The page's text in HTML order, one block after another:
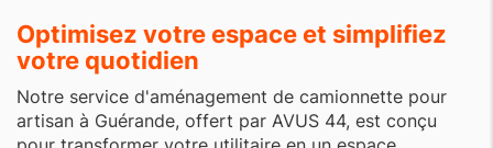
Optimisez votre espace et simplifiez
votre quotidien
Notre service d'aménagement de camionnette pour
artisan à Guérande, offert par AVUS 44, est conçu